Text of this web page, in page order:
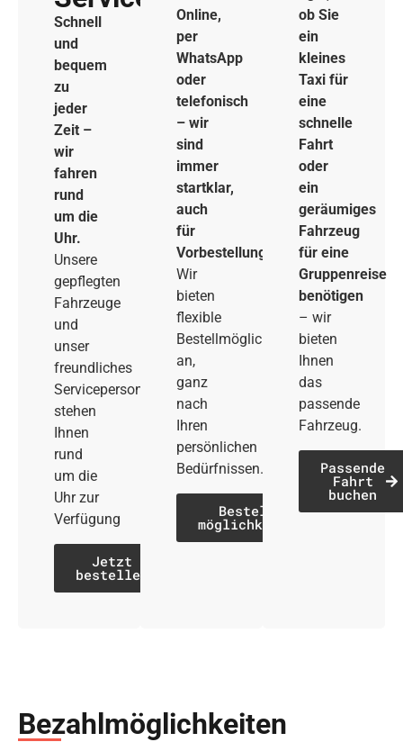
Schnell
und
bequem
zu
jeder
Zeit –
wir
fahren
rund
um die
Uhr.
Unsere
gepflegten
Fahrzeuge
und
unser
freundliches
Servicepersonal
stehen
Ihnen
rund
um die
Uhr zur
Verfügung
Jetzt
bestellen
Online,
per
WhatsApp
oder
telefonisch
– wir
sind
immer
startklar,
auch
für
Vorbestellungen.
Wir
bieten
flexible
Bestellmöglichkeiten
an,
ganz
nach
Ihren
persönlichen
Bedürfnissen.
Bestell­
möglichkeiten
ob Sie
ein
kleines
Taxi für
eine
schnelle
Fahrt
oder
ein
geräumiges
Fahrzeug
für eine
Gruppenreise
benötigen
– wir
bieten
Ihnen
das
passende
Fahrzeug.
Passende
Fahrt
buchen
Bezahl­möglich­keiten